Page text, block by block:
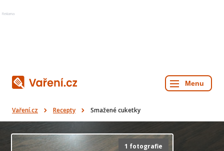
Reklama
Vaření.cz Recepty Smažené cuketky
1 fotografie